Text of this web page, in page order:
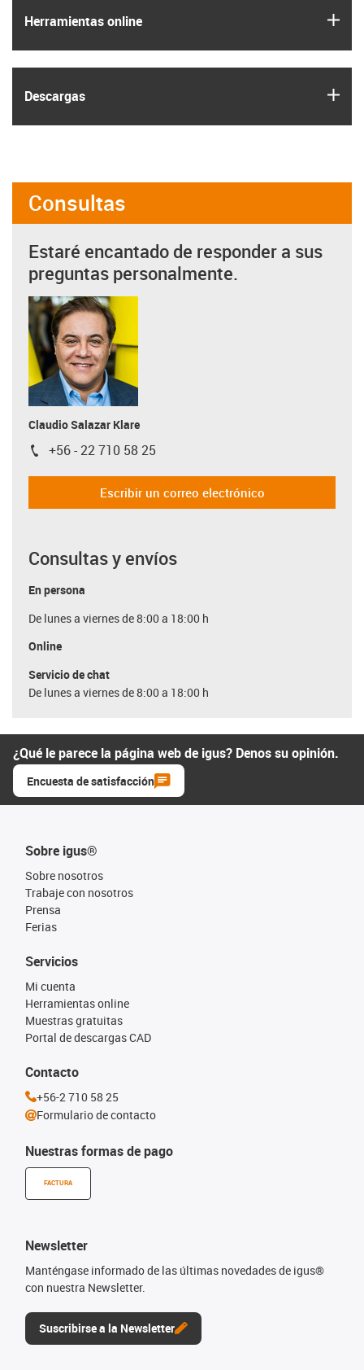
Herramientas online
Descargas
Consultas
Estaré encantado de responder a sus
preguntas personalmente.
Claudio Salazar Klare
igus-icon-phone
+56 - 22 710 58 25
Escribir un correo electrónico
Consultas y envíos
En persona
De lunes a viernes de 8:00 a 18:00 h
Online
Servicio de chat
De lunes a viernes de 8:00 a 18:00 h
¿Qué le parece la página web de igus? Denos su opinión.
Encuesta de satisfacción
Sobre igus®
Sobre nosotros
Trabaje con nosotros
Prensa
Ferias
Nuestras formas de pago
FACTURA
Servicios
Mi cuenta
Herramientas online
Muestras gratuitas
Portal de descargas CAD
Newsletter
Manténgase informado de las últimas novedades de igus®
con nuestra Newsletter.
Suscribirse a la Newsletter
Contacto
+56-2 710 58 25
Formulario de contacto